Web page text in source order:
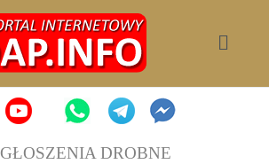
DROBNE